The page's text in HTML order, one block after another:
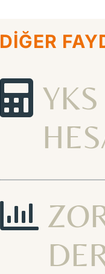
DİĞER

